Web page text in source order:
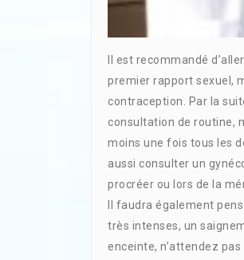
Il est recommandé
premier rapport sexuel,
contraception. Par la
consultation de routine,
moins une fois tous les
aussi consulter un
procréer ou lors de la
Il faudra également
très intenses, un
enceinte, n’attendez